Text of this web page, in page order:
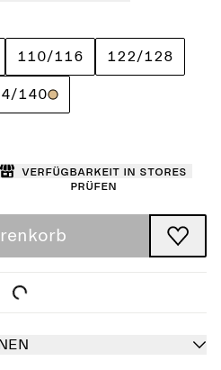
110/116 122/128
140
Verfügbarkeit in Stores
prüfen